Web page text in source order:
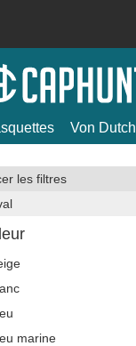
Von Dutch
les filtres
marine